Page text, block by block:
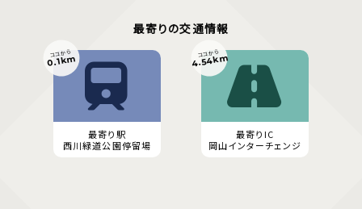
最寄りの交通情報
最寄り駅
西川緑道公園停留場
ココから
0.1km
最寄りIC
岡山インターチェンジ
ココから
4.54km